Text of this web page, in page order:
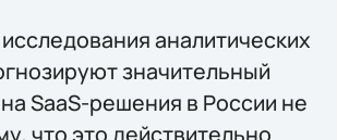
аналитических
значительный
SaaS-решения в России не
что это действительно